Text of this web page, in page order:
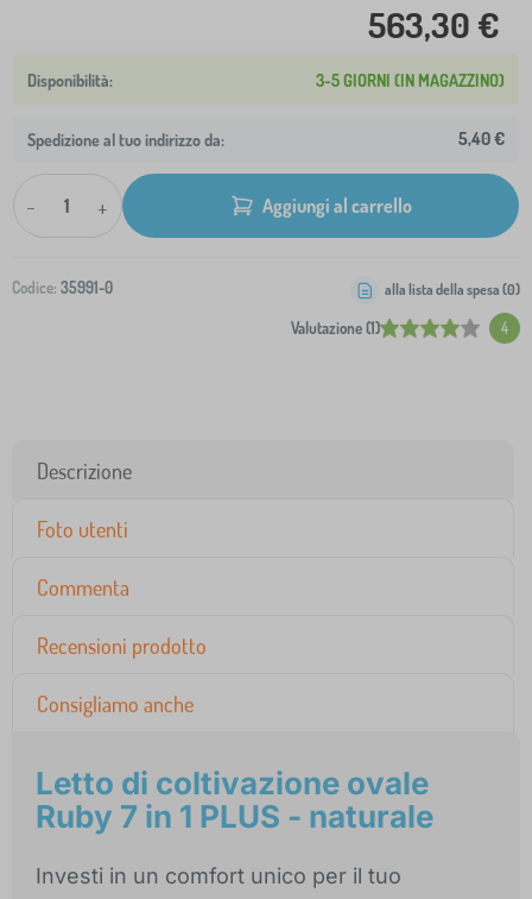
563,30 €
3-5 GIORNI (IN MAGAZZINO)
Spedizione al tuo indirizzo da: 5,40 €
- + Aggiungi al carrello
Codice: 35991-0
Valutazione (1) 4
alla lista della spesa (0)
Descrizione
Foto utenti
Commenta
Recensioni prodotto
Consigliamo anche
Letto di coltivazione ovale
Ruby 7 in 1 PLUS - naturale
Investi in un comfort unico per il tuo